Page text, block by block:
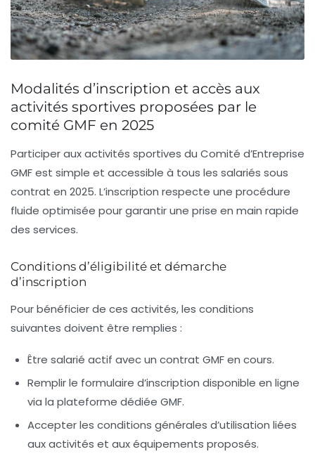
Modalités d’inscription et accès aux
activités sportives proposées par le
comité GMF en 2025
Participer aux activités sportives du Comité d’Entreprise
GMF est simple et accessible à tous les salariés sous
contrat en 2025. L’inscription respecte une procédure
fluide optimisée pour garantir une prise en main rapide
des services.
Conditions d’éligibilité et démarche
d’inscription
Pour bénéficier de ces activités, les conditions
suivantes doivent être remplies :
Être salarié actif avec un contrat GMF en cours.
Remplir le formulaire d’inscription disponible en ligne
via la plateforme dédiée GMF.
Accepter les conditions générales d’utilisation liées
aux activités et aux équipements proposés.